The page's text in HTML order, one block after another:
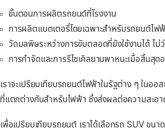
ขั้นตอนการผลิตรถยนต์ที่โรงงาน
การผลิตแบตเตอรี่โดยเฉพาะสําหรับรถยนต์ไฟ
วัดมลพิษระหว่างการขับตลอดที่ยังใช้งานได้ ไม่
การกําจัดและการรีไซเคิลยานพาหนะเมื่อสิ้นสุด
เราจะเปรียบเทียบรถยนต์ไฟฟ้าในรัฐต่าง ๆ ในออ
ที่แตกต่างกันสําหรับไฟฟ้า ซึ่งส่งผลต่อความสะอ
เพื่อเปรียบเทียบรถยนต์ เราได้เลือกรถ SUV ขน